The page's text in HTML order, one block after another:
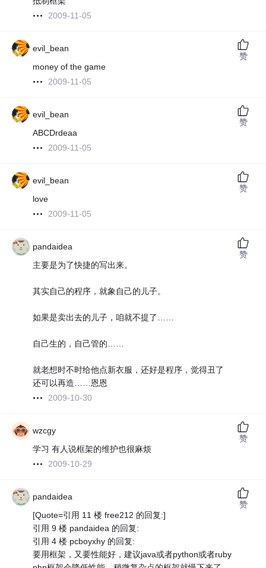
2009-11-05
evil_bean
money of the game
2009-11-05
赞
evil_bean
ABCDrdeaa
2009-11-05
赞
evil_bean
love
2009-11-05
赞
pandaidea
主要是为了快捷的写出来。
其实自己的程序，就象自己的儿子。
如果是卖出去的儿子，咱就不提了……
自己生的，自己管的……
就老想时不时给他点新衣服，还好是程序，觉得丑了
还可以再造……恩恩
2009-10-30
赞
wzcgy
学习 有人说框架的维护也很麻烦
2009-10-29
赞
pandaidea
[Quote=引用 11 楼 free212 的回复:]
引用 9 楼 pandaidea 的回复:
引用 4 楼 pcboyxhy 的回复:
要用框架，又要性能好，建议java或者python或者ruby
赞